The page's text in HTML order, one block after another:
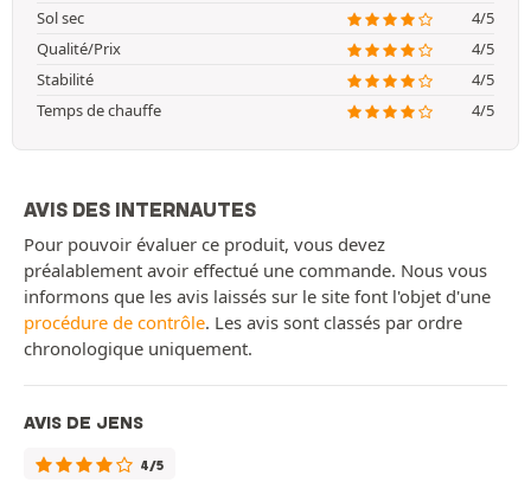
Sol sec
4/5
Qualité/Prix
4/5
Stabilité
4/5
Temps de chauffe
4/5
AVIS DES INTERNAUTES
Pour pouvoir évaluer ce produit, vous devez
préalablement avoir effectué une commande. Nous vous
informons que les avis laissés sur le site font l'objet d'une
procédure de contrôle. Les avis sont classés par ordre
chronologique uniquement.
AVIS DE JENS
4/5